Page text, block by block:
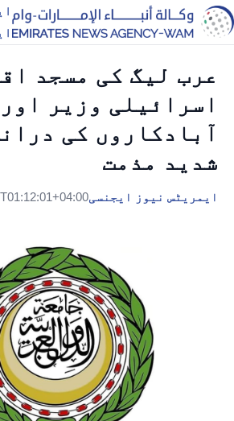
عرب لیگ کی مسجد
اسرائیلی وزیر اور
آبادکاروں کی
شدید مذمت
ایمریٹس نیوز ایجنسی